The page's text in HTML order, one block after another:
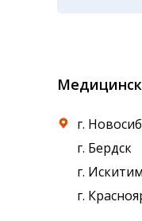
г.
г. Бердск
г. Искитим
г.